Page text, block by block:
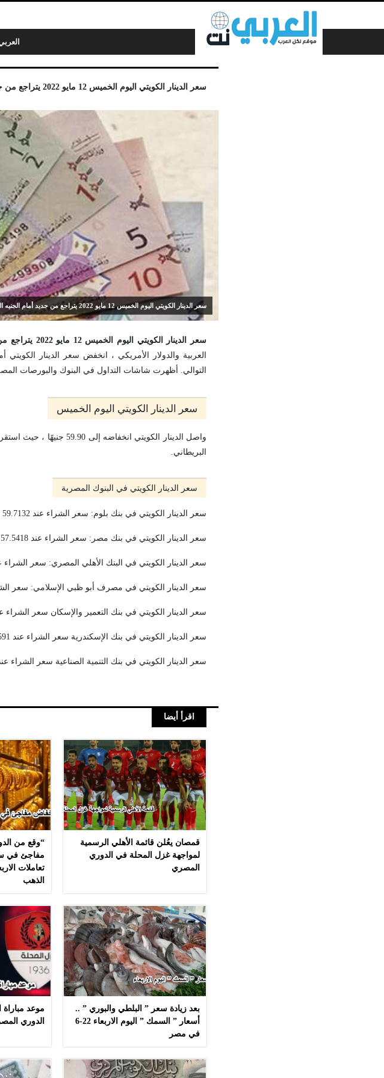
سعر الدينار الكويتي اليوم الخميس 12 مايو 2022 يتراجع من جديد أمام الجنيه المصري داخل البنوك المصرية.
سعر الدينار الكويتي اليوم الخميس 12 مايو 2022 يتراجع من جديد أمام الجنيه المصري داخل البنوك المصرية.
سعر الدينار الكويتي اليوم الخميس 12 مايو 2022 يتراجع من جديد أمام الجنيه المصري داخل البنوك المصرية.
التوالي. أظهرت شاشات التداول في البنوك والبورصات
سعر الدينار الكويتي اليوم الخميس
واصل الدينار الكويتي
البريطاني.
سعر الدينار الكويتي في البنوك المصرية
سعر الدينار الكويتي في بنك بلوم: سعر الشراء عند 59.7132 جنيه مقابل 60.0293 جنيه للبيع.
سعر الدينار الكويتي في بنك مصر: سعر الشراء عند 57.5418 جنيه مقابل 59.9739 جنيه للبيع.
سعر الدينار الكويتي في البنك الأهلي المصري: سعر الشراء عند 57.5192 جنيه مقابل 59.9739 جنيه
سعر الدينار الكويتي في مصرف أبو ظبي الإسلامي: سعر الشراء عند 60.2999 جنيه مقابل
سعر الدينار الكويتي في بنك التعمير والإسكان سعر الشراء عند 57.0916 جنيه مقابل 60.5813 جنيه
سعر الدينار الكويتي في بنك الإسكندرية سعر الشراء عند 56.1591 جنيه مقابل 60.0293 جنيه للبيع.
سعر الدينار الكويتي في بنك التنمية الصناعية سعر الشراء عند 57.25 جنيه مقابل 60.0293 جنيه
اقرأ أيضا
قمصان يعُلن قائمة الأهلي الرسمية
لمواجهة غزل المحلة في الدوري
المصري
“وقع من
مفاجئ في
تعاملات
الذهب
بعد زيادة سعر ” البلطي والبوري ” ..
أسعار ” السمك ” اليوم الاربعاء 22-6
في مصر
موعد
الدوري